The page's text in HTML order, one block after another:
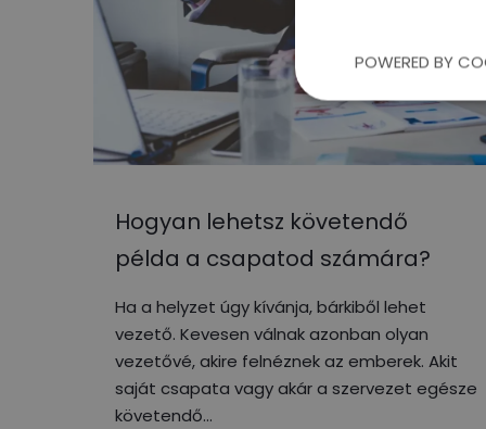
Hogyan lehetsz követendő
példa a csapatod számára?
Ha a helyzet úgy kívánja, bárkiből lehet
vezető. Kevesen válnak azonban olyan
vezetővé, akire felnéznek az emberek. Akit
saját csapata vagy akár a szervezet egésze
követendő
POWERED BY